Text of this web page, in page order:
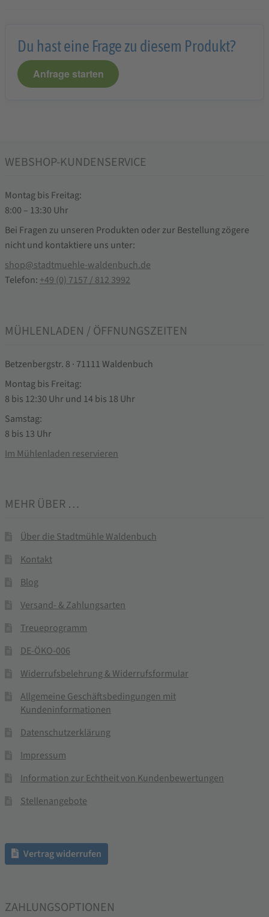
Du hast eine Frage zu diesem Produkt?
Anfrage starten
WEBSHOP-KUNDENSERVICE
Montag bis Freitag:
8:00 – 13:30 Uhr
Bei Fragen zu unseren Produkten oder zur Bestellung zögere
nicht und kontaktiere uns unter:
shop@stadtmuehle-waldenbuch.de
Telefon:+49 (0) 7157 / 812 3992
MÜHLENLADEN / ÖFFNUNGSZEITEN
Betzenbergstr. 8 · 71111 Waldenbuch
Montag bis Freitag:
8 bis 12:30 Uhr und 14 bis 18 Uhr
Samstag:
8 bis 13 Uhr
Im Mühlenladen reservieren
MEHR ÜBER …
Über die Stadtmühle Waldenbuch
Kontakt
Blog
Versand- & Zahlungsarten
Treueprogramm
DE-ÖKO-006
Widerrufsbelehrung & Widerrufsformular
Allgemeine Geschäftsbedingungen mit
Kundeninformationen
Datenschutzerklärung
Impressum
Information zur Echtheit von Kundenbewertungen
Stellenangebote
Vertrag widerrufen
ZAHLUNGSOPTIONEN